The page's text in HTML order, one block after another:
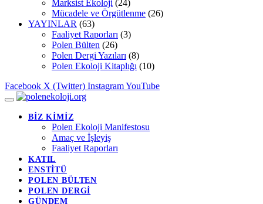
Marksist Ekoloji (24)
Mücadele ve Örgütlenme (26)
YAYINLAR (63)
Faaliyet Raporları (3)
Polen Bülten (26)
Polen Dergi Yazıları (8)
Polen Ekoloji Kitaplığı (10)
Facebook X (Twitter) InstagramYouTube
BİZ KİMİZ
Polen Ekoloji Manifestosu
Amaç ve İşleyiş
Faaliyet Raporları
KATIL
ENSTİTÜ
POLEN BÜLTEN
POLEN DERGİ
GÜNDEM